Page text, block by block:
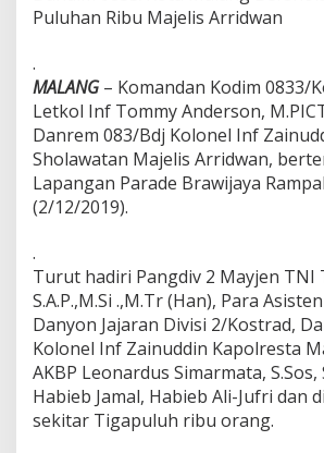
M
a
g
B
e
r
a
w
a
t
B
e
r
s
Puluhan Ribu Majelis Arridwan
.
MALANG– Komandan Kodim 0833/
Letkol Inf Tommy Anderson,
Danrem 083/Bdj Kolonel Inf
Sholawatan Majelis Arridwan,
Lapangan Parade Brawijaya
(2/12/2019).
.
Turut hadiri Pangdiv 2 Mayjen TNI
S.A.P.,M.Si .,M.Tr (Han), Para
Danyon Jajaran Divisi 2/Kostrad,
Kolonel Inf Zainuddin Kapolresta
AKBP Leonardus Simarmata, S.Sos,
Habieb Jamal, Habieb Ali-Jufri dan
sekitar Tigapuluh ribu orang.